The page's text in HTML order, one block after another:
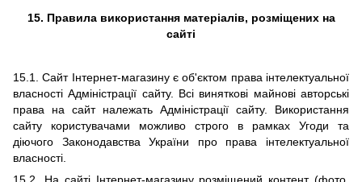
15. Правила використання матеріалів, розміщених на
сайті
15.1. Сайт Інтернет-магазину є об'єктом права інтелектуальної
власності Адміністрації сайту. Всі виняткові майнові авторські
права на сайт належать Адміністрації сайту. Використання
сайту користувачами можливо строго в рамках Угоди та
діючого Законодавства України про права інтелектуальної
власності.